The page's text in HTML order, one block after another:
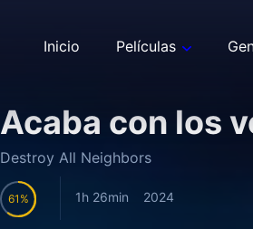
Inicio Películas
Acaba con los
Destroy All Neighbors
61 1h 26min 2024